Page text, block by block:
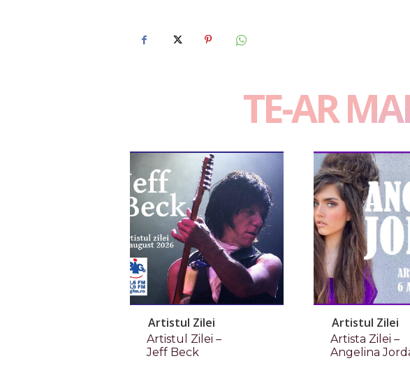
TE-AR
Artistul Zilei
Artistul Zilei –
Jeff Beck
Artistul Zilei
Artista Zilei –
Angelina